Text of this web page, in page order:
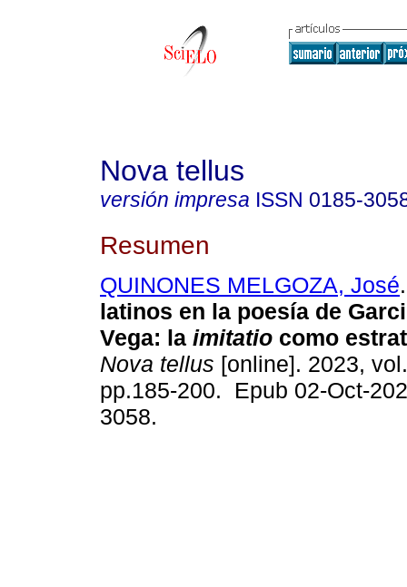
Nova tellus
versión impresa ISSN 0185-
Resumen
QUINONES MELGOZA, José.
latinos en la poesía de
Vega: la imitatio como
Nova tellus [online]. 2023,
pp.185-200. Epub 02-Oct-
3058.